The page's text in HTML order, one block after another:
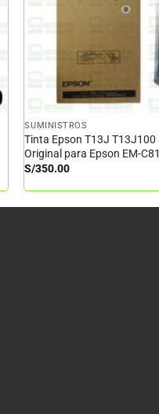
SUMINISTROS
Tinta Epson T13J
Original para Epson EM-
S/350.00